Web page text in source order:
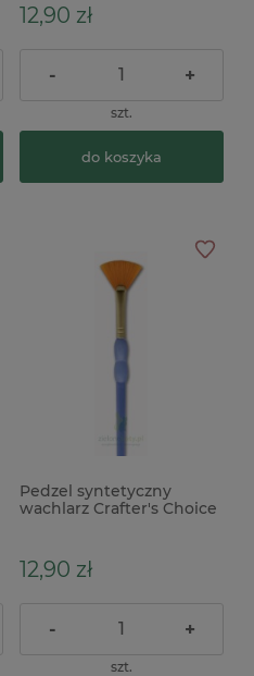
12,90 zł
- +
szt.
do koszyka
Pedzel syntetyczny
wachlarz Crafter's Choice
12,90 zł
- +
szt.